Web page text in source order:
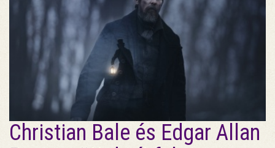
Christian Bale és Edgar Allan